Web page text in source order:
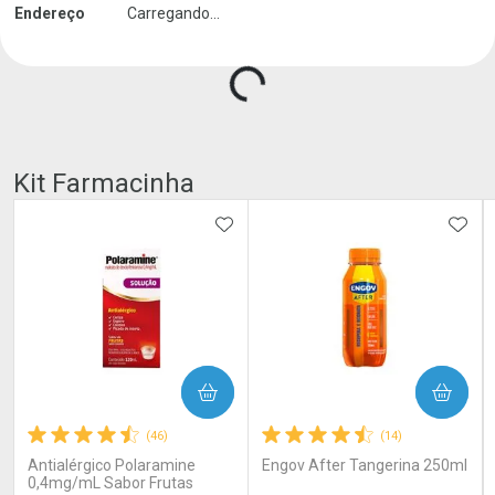
Endereço Carregando...
Carregando produtos do seller...
Kit Farmacinha
(46)
Antialérgico Polaramine
0,4mg/mL Sabor Frutas
ADICIONAR AOS FAVORITOS
COMPRAR
(14)
Engov After Tangerina 250ml
COMPRAR